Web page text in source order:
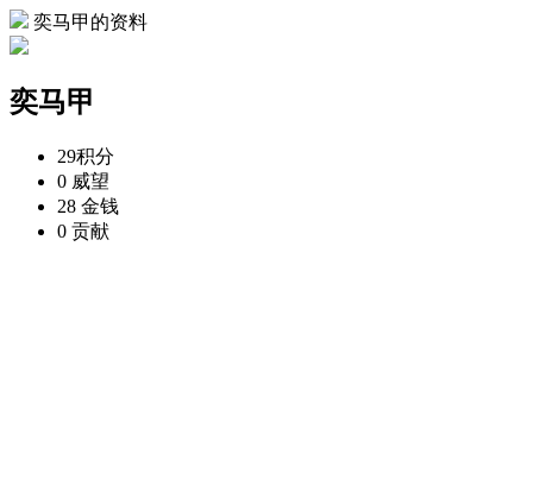
奕马甲的资料
奕马甲
29积分
0 威望
28 金钱
0 贡献